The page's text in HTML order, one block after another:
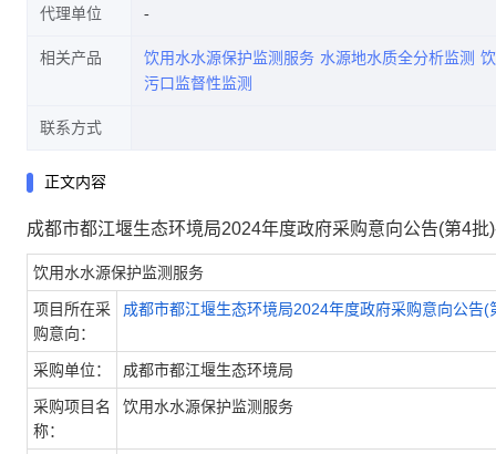
代理单位
相关产品 饮用水水源保护监测服务 水源地水质全分析监测
污口监督性监测
联系方式
正文内容
成都市都江堰生态环境局2024年度政府采购意向公告(第4
饮用水水源保护监测服务
项目所在采
购意向：
成都市都江堰生态环境局2024年度政府采购意向公告(
采购单位： 成都市都江堰生态环境局
采购项目名
称：
饮用水水源保护监测服务